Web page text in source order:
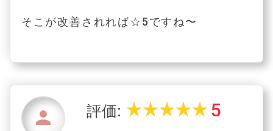
そこが改善されれば☆5ですね〜
person 評価: star_ratestar_ratestar_ratestar_ratestar_rate 5